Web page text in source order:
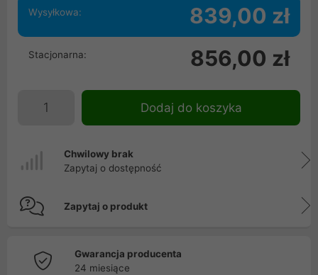
Wysyłkowa: 839,00 zł
Stacjonarna: 856,00 zł
Dodaj do koszyka
Chwilowy brak
Zapytaj o dostępność
Zapytaj o produkt
Gwarancja producenta
24 miesiące